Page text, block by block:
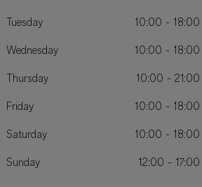
Tuesday 10:00 - 18:00
Wednesday 10:00 - 18:00
Thursday 10:00 - 21:00
Friday 10:00 - 18:00
Saturday 10:00 - 18:00
Sunday 12:00 - 17:00